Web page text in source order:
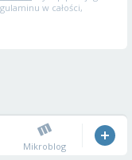
w całości,
Mikroblog